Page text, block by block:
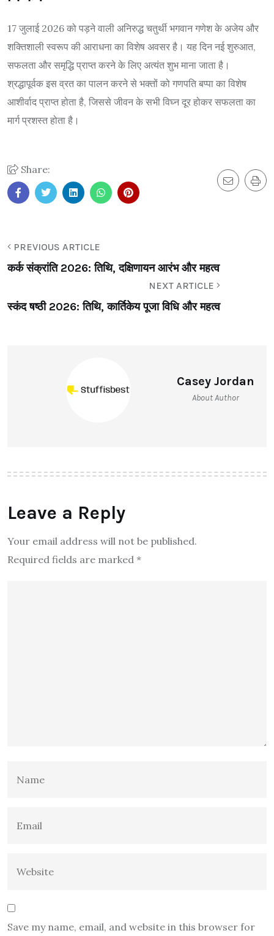
17 जुलाई 2026 को पड़ने वाली अनिरुद्ध चतुर्थी भगवान गणेश के अजेय और
शक्तिशाली स्वरूप की आराधना का विशेष अवसर है। यह दिन नई शुरुआत,
सफलता और समृद्धि प्राप्त करने के लिए अत्यंत शुभ माना जाता है।
श्रद्धापूर्वक इस व्रत का पालन करने से भक्तों को गणपति बप्पा का विशेष
आशीर्वाद प्राप्त होता है, जिससे जीवन के सभी विघ्न दूर होकर सफलता का
मार्ग प्रशस्त होता है।
Share:
PREVIOUS ARTICLE
कर्क संक्रांति 2026: तिथि, दक्षिणायन आरंभ और महत्व
NEXT ARTICLE
स्कंद षष्ठी 2026: तिथि, कार्तिकेय पूजा विधि और महत्व
Casey Jordan
About Author
Leave a Reply
Your email address will not be published.
Required fields are marked *
Save my name, email, and website in this browser for